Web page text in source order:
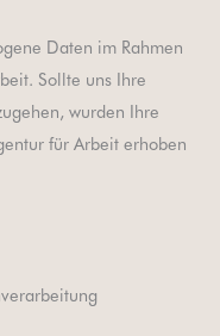
Daten im Rahmen
Sollte uns Ihre
wurden Ihre
für Arbeit erhoben